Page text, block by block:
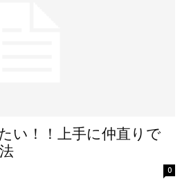
い！！上手に仲直りで
0